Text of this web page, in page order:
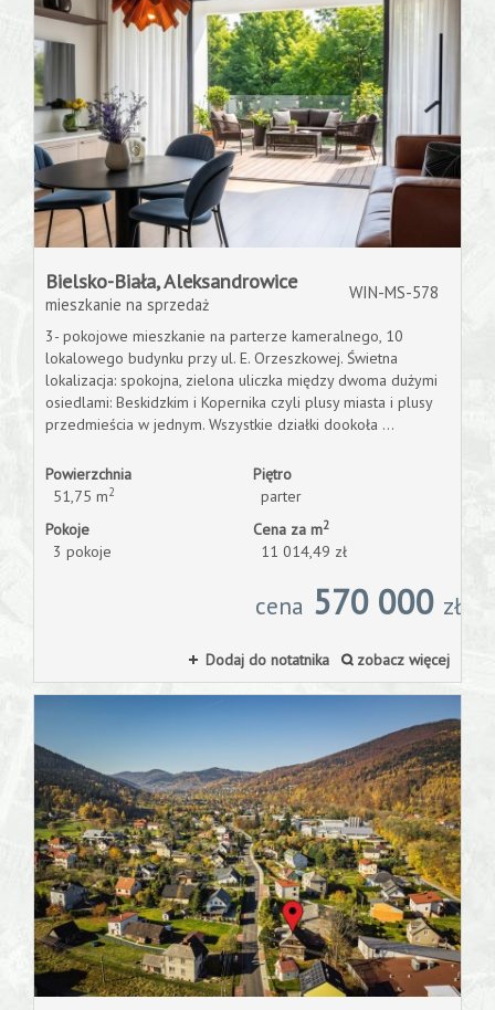
Home
ze
Moje
ulubione
Kalkulator
Kredyty
Bielsko-Biała,Aleksandrowice
mieszkanie na sprzedaż
WIN-MS-578
3- pokojowe mieszkanie na parterze kameralnego, 10
lokalowego budynku przy ul. E. Orzeszkowej. Świetna
lokalizacja: spokojna, zielona uliczka między dwoma dużymi
osiedlami: Beskidzkim i Kopernika czyli plusy miasta i plusy
przedmieścia w jednym. Wszystkie działki dookoła ...
Powierzchnia
51,75 m2
Piętro
parter
Pokoje
3 pokoje
Cena za m2
11 014,49 zł
cena 570 000 zł
Dodaj do notatnika zobacz więcej